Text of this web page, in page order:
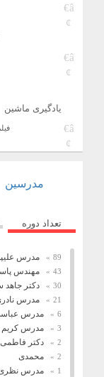
یادگیری ماشین
مدرسین
تعداد دوره
89 مدرس
43 مهندس
30 دکتر جاهد
21 مدرس
6 مدرس
3 مدرس کریم
2 دکتر فاطمی
2 محمدی
1 مدرس